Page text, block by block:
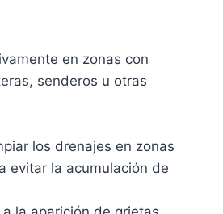
en zonas con
senderos u otras
los drenajes en zonas
evitar la acumulación de